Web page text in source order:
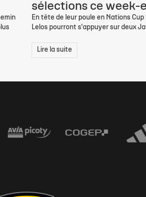
sélections ce week-
En tête de leur poule en Nations Cup
Lelos pourront s'appuyer sur deux
Lire la suite